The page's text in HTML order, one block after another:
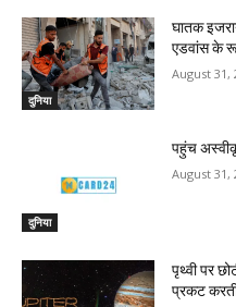
दुनिया
घातक
एडवांस के
August 31,
दुनिया
पहुंच
August 31,
पृथ्वी पर
प्रकट